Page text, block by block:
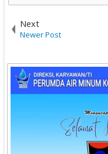
Next
Newer Post